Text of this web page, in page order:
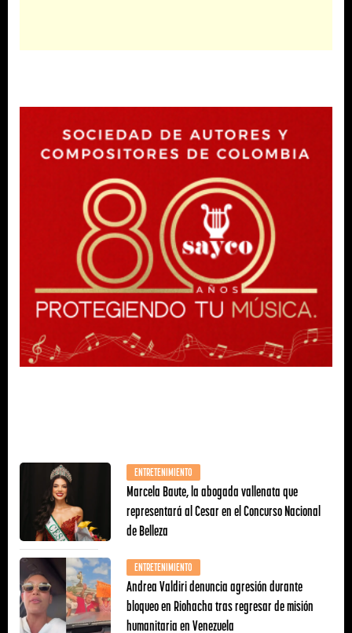
ENTRETENIMIENTO
Marcela Baute, la abogada vallenata que
representará al Cesar en el Concurso Nacional
de Belleza
ENTRETENIMIENTO
Andrea Valdiri denuncia agresión durante
bloqueo en Riohacha tras regresar de misión
humanitaria en Venezuela